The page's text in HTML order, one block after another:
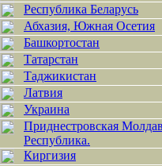
Республика Беларусь
Абхазия, Южная Осетия
Башкортостан
Татарстан
Таджикистан
Латвия
Украина
Приднестровская
Республика.
Киргизия